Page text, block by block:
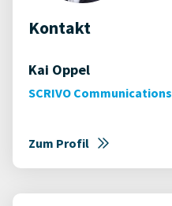
Kontakt
Kai Oppel
SCRIVO Communications
Zum Profil